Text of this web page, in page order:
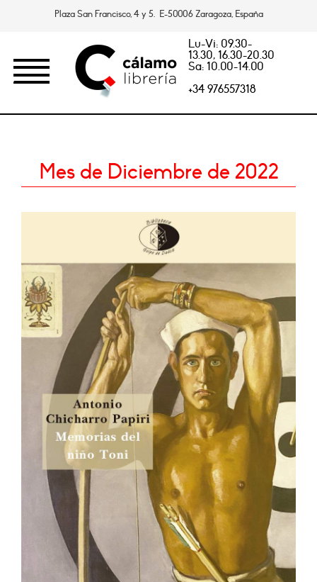
Plaza San Francisco, 4 y 5. E-50006 Zaragoza, España
Lu-Vi: 09.30-
13.30, 16.30-20.30
Sa: 10.00-14.00
+34 976557318
Mes de Diciembre de 2022